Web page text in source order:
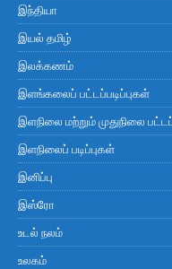
இந்தியா
இயல் தமிழ்
இலக்கணம்
இளங்கலைப் பட்டப்படிப்புகள்
இளநிலை மற்றும் முதுநிலை
இளநிலைப் படிப்புகள்
இனிப்பு
இஸ்ரோ
உடல் நலம்
உலகம்